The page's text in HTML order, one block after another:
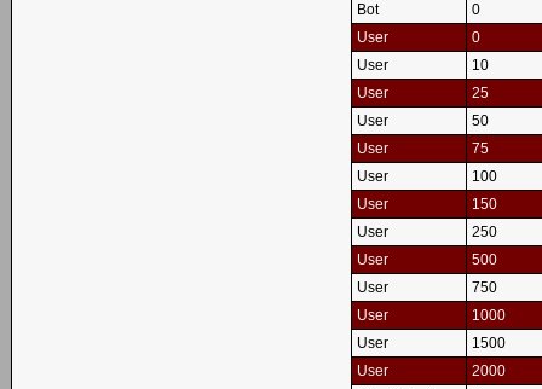
Bot
0
User
0
User
10
User
25
User
50
User
75
User
100
User
150
User
250
User
500
User
750
User
1000
User
1500
User
2000